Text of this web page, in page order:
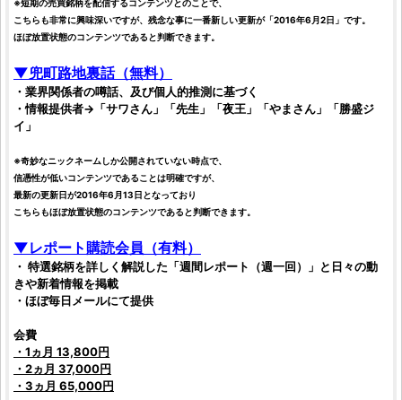
※短期の売買銘柄を配信するコンテンツとのことで、
こちらも非常に興味深いですが、残念な事に一番新しい更新が「2016年6月2日」です。
ほぼ放置状態のコンテンツであると判断できます。
▼兜町路地裏話（無料）
・業界関係者の噂話、及び個人的推測に基づく
・情報提供者→「サワさん」「先生」「夜王」「やまさん」「勝盛ジ
イ」
※奇妙なニックネームしか公開されていない時点で、
信憑性が低いコンテンツであることは明確ですが、
最新の更新日が2016年6月13日となっており
こちらもほぼ放置状態のコンテンツであると判断できます。
▼レポート購読会員（有料）
・ 特選銘柄を詳しく解説した「週間レポート（週一回）」と日々の動
きや新着情報を掲載
・ほぼ毎日メールにて提供
会費
・1ヵ月 13,800円
・2ヵ月 37,000円
・3ヵ月 65,000円